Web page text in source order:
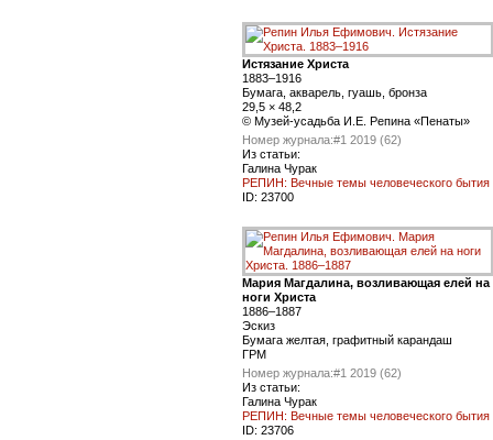
Истязание Христа
1883–1916
Бумага, акварель, гуашь, бронза
29,5 × 48,2
© Музей-усадьба И.Е. Репина «Пенаты»
Номер журнала:#1 2019 (62)
Из статьи:
Галина Чурак
РЕПИН: Вечные темы человеческого бытия
ID: 23700
Мария Магдалина, возливающая елей на
ноги Христа
1886–1887
Эскиз
Бумага желтая, графитный карандаш
ГРМ
Номер журнала:#1 2019 (62)
Из статьи:
Галина Чурак
РЕПИН: Вечные темы человеческого бытия
ID: 23706